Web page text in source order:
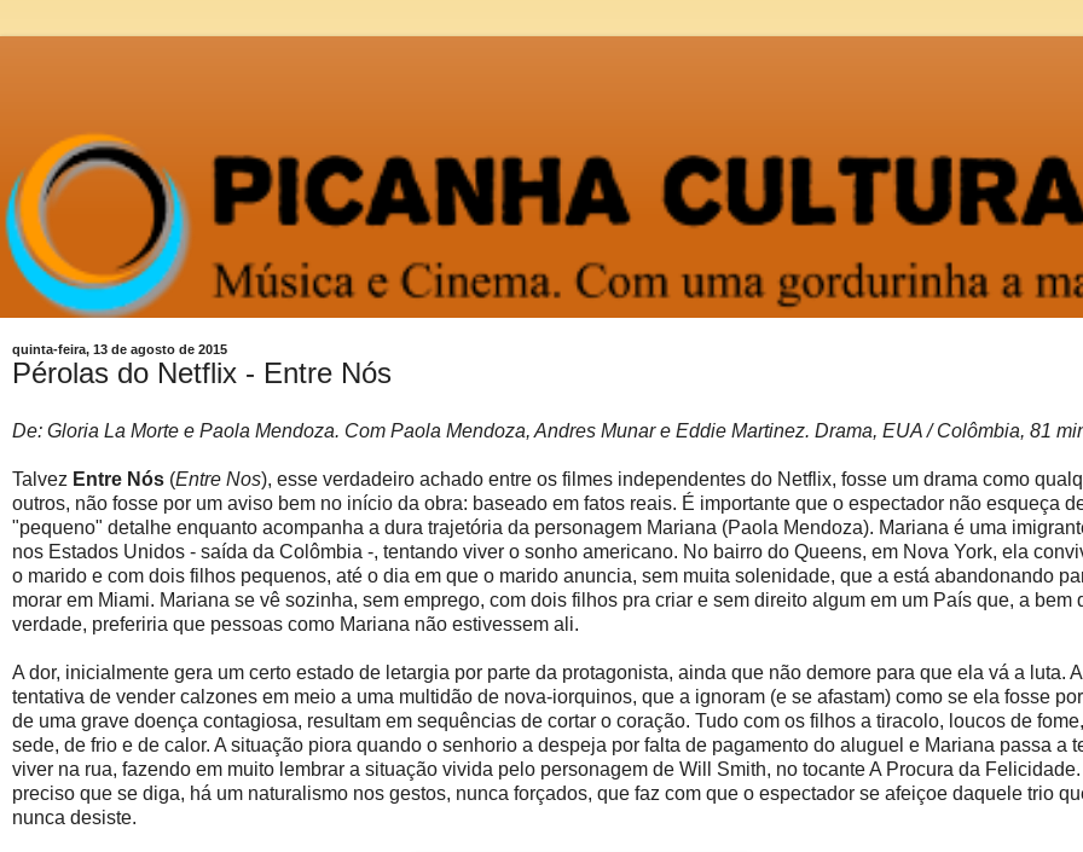
quinta-feira, 13 de agosto de 2015
Pérolas do Netflix - Entre Nós
De: Gloria La Morte e Paola Mendoza. Com Paola Mendoza, Andres Munar e Eddie Martinez. Drama, EUA / Colômbia, 81
Talvez Entre Nós (Entre Nos), esse verdadeiro achado entre os filmes independentes do Netflix, fosse um drama como
outros, não fosse por um aviso bem no início da obra: baseado em fatos reais. É importante que o espectador não esqueça
"pequeno" detalhe enquanto acompanha a dura trajetória da personagem Mariana (Paola Mendoza). Mariana é uma
nos Estados Unidos - saída da Colômbia -, tentando viver o sonho americano. No bairro do Queens, em Nova York, ela
o marido e com dois filhos pequenos, até o dia em que o marido anuncia, sem muita solenidade, que a está abandonando
morar em Miami. Mariana se vê sozinha, sem emprego, com dois filhos pra criar e sem direito algum em um País que, a bem
verdade, preferiria que pessoas como Mariana não estivessem ali.
A dor, inicialmente gera um certo estado de letargia por parte da protagonista, ainda que não demore para que ela vá a luta. A
tentativa de vender calzones em meio a uma multidão de nova-iorquinos, que a ignoram (e se afastam) como se ela fosse
de uma grave doença contagiosa, resultam em sequências de cortar o coração. Tudo com os filhos a tiracolo, loucos de
sede, de frio e de calor. A situação piora quando o senhorio a despeja por falta de pagamento do aluguel e Mariana passa a
viver na rua, fazendo em muito lembrar a situação vivida pelo personagem de Will Smith, no tocante A Procura da
preciso que se diga, há um naturalismo nos gestos, nunca forçados, que faz com que o espectador se afeiçoe daquele trio
nunca desiste.